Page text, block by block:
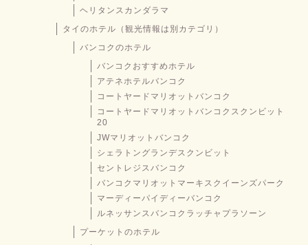
ヘリタンスカンダラマ
タイのホテル（観光情報は別カテゴリ）
バンコクのホテル
バンコクおすすめホテル
アテネホテルバンコク
コートヤードマリオットバンコク
コートヤードマリオットバンコクスクンビット
20
JWマリオットバンコク
シェラトングランデスクンビット
セントレジスバンコク
バンコクマリオットマーキスクイーンズパーク
マーディーパイディーバンコク
ルネッサンスバンコクラッチャプラソーン
プーケットのホテル